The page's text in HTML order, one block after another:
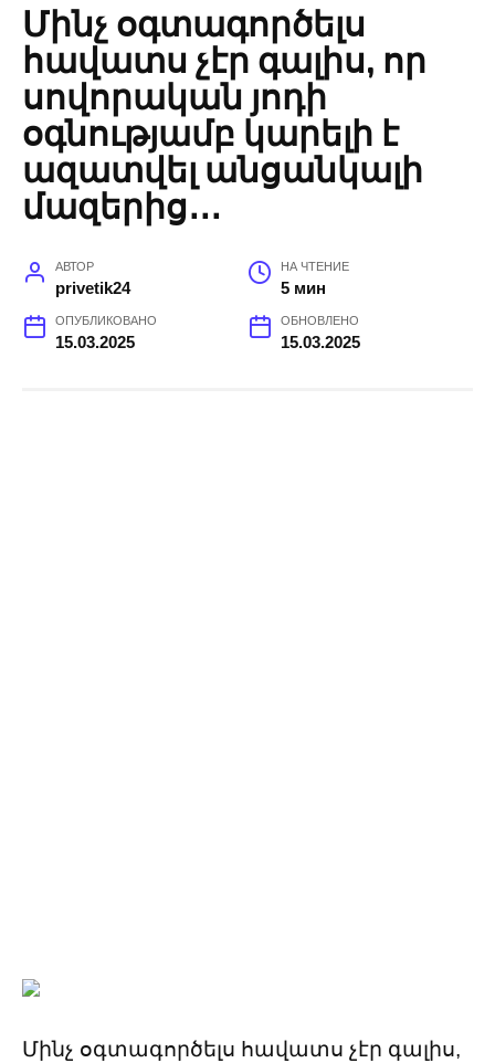
Մինչ օգտագործելս
հավատս չէր գալիս, որ
սովորական յոդի
օգնությամբ կարելի է
ազատվել անցանկալի
մազերից․․․
АВТОР
privetik24
НА ЧТЕНИЕ
5 мин
ОПУБЛИКОВАНО
15.03.2025
ОБНОВЛЕНО
15.03.2025
Մինչ օգտագործելս հավատս չէր գալիս,